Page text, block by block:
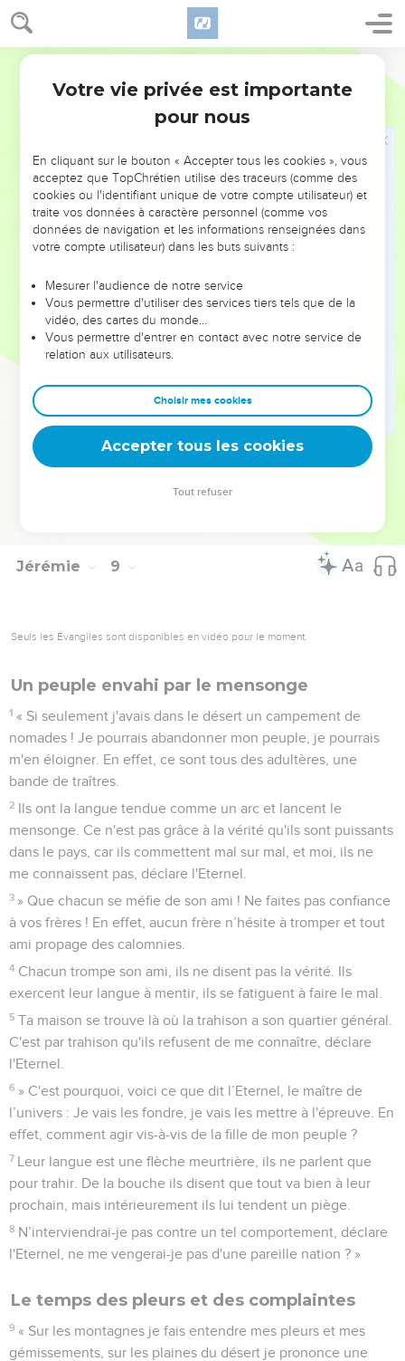
Jérémie 8
18 « Je voudrais soulager ma douleur, la souffrance de mon
cœur me pèse.
le Seigneur
Voici que les cris de la fille de mon peuple retentissent sur
une terre lointaine : ‘L'Eternel n'est-il plus à Sion ? N'a-t-elle
plus son roi au milieu d'elle ?’ » « Pourquoi m'ont-ils irrité par
leurs sculptures sacrées, par des idoles sans consistance qui
viennent d’ailleurs ? »
« La moisson est passée, l'été est fini, et nous, nous ne
sommes pas sauvés !
Je suis brisé à cause du désastre qui touche la fille de mon
peuple, je suis dans le deuil, l’affolement s’est emparé de
moi.
N'y a-t-il pas de baume en Galaad ? N'y a-t-il pas de
médecin là-bas ? Pourquoi donc la guérison de la fille de
mon peuple n’intervient-elle pas ?
Si seulement ma tête était remplie d'eau et mes yeux une
Jérémie 9
Seuls les Évangiles sont disponibles en vidéo pour le moment.
Un peuple envahi par le mensonge
1 « Si seulement j'avais dans le désert un campement de
nomades ! Je pourrais abandonner mon peuple, je pourrais
m'en éloigner. En effet, ce sont tous des adultères, une
bande de traîtres.
2 Ils ont la langue tendue comme un arc et lancent le
mensonge. Ce n'est pas grâce à la vérité qu'ils sont puissants
dans le pays, car ils commettent mal sur mal, et moi, ils ne
me connaissent pas, déclare l'Eternel.
3 » Que chacun se méfie de son ami ! Ne faites pas confiance
à vos frères ! En effet, aucun frère n’hésite à tromper et tout
ami propage des calomnies.
4 Chacun trompe son ami, ils ne disent pas la vérité. Ils
exercent leur langue à mentir, ils se fatiguent à faire le mal.
5 Ta maison se trouve là où la trahison a son quartier général.
C'est par trahison qu'ils refusent de me connaître, déclare
l'Eternel.
6 » C'est pourquoi, voici ce que dit l’Eternel, le maître de
l’univers : Je vais les fondre, je vais les mettre à l'épreuve. En
effet, comment agir vis-à-vis de la fille de mon peuple ?
7 Leur langue est une flèche meurtrière, ils ne parlent que
pour trahir. De la bouche ils disent que tout va bien à leur
prochain, mais intérieurement ils lui tendent un piège.
8 N’interviendrai-je pas contre un tel comportement, déclare
l'Eternel, ne me vengerai-je pas d'une pareille nation ? »
Le temps des pleurs et des complaintes
9 « Sur les montagnes je fais entendre mes pleurs et mes
gémissements, sur les plaines du désert je prononce une
Votre vie privée est importante
pour nous
En cliquant sur le bouton « Accepter tous les cookies », vous
acceptez que TopChrétien utilise des traceurs (comme des
cookies ou l'identifiant unique de votre compte utilisateur) et
traite vos données à caractère personnel (comme vos
données de navigation et les informations renseignées dans
votre compte utilisateur) dans les buts suivants :
Mesurer l'audience de notre service
Vous permettre d'utiliser des services tiers tels que de la
vidéo, des cartes du monde…
Vous permettre d'entrer en contact avec notre service de
relation aux utilisateurs.
Choisir mes cookies
Accepter tous les cookies
Tout refuser